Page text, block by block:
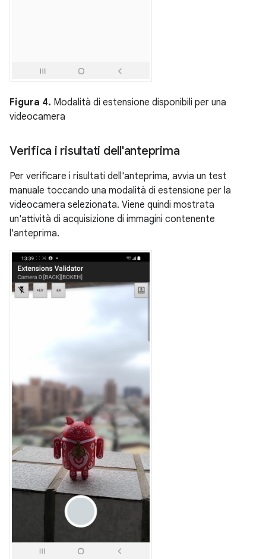
Figura 4. Modalità di estensione disponibili per una
videocamera
Verifica i risultati dell'anteprima
Per verificare i risultati dell'anteprima, avvia un test
manuale toccando una modalità di estensione per la
videocamera selezionata. Viene quindi mostrata
un'attività di acquisizione di immagini contenente
l'anteprima.